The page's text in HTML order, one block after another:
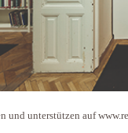
und unterstützen auf